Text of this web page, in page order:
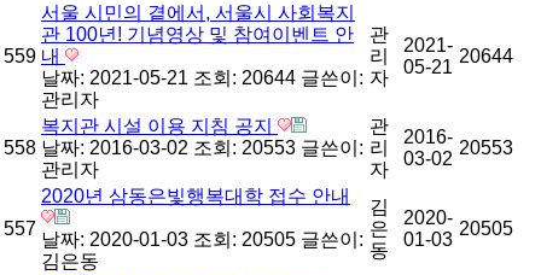
559
서울 시민의 곁에서, 서울시 사회복지
관 100년! 기념영상 및 참여이벤트 안
내
날짜: 2021-05-21 조회: 20644 글쓴이:
관리자
관
리
자
2021-
05-21
20644
558
복지관 시설 이용 지침 공지
날짜: 2016-03-02 조회: 20553 글쓴이:
관리자
관
리
자
2016-
03-02
20553
557
2020년 삼동은빛행복대학 접수 안내
날짜: 2020-01-03 조회: 20505 글쓴이:
김은동
김
은
동
2020-
01-03
20505